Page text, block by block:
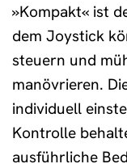
»Kompakt« ist
dem Joystick
steuern und
manövrieren.
individuell
Kontrolle
ausführliche